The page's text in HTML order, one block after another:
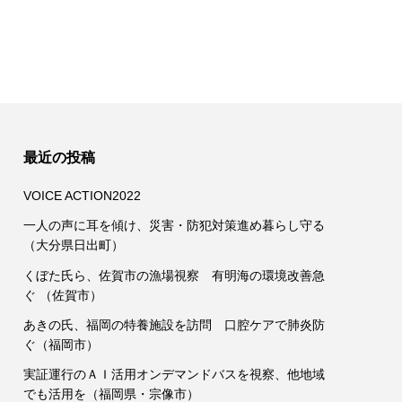
最近の投稿
VOICE ACTION2022
一人の声に耳を傾け、災害・防犯対策進め暮らし守る
（大分県日出町）
くぼた氏ら、佐賀市の漁場視察 有明海の環境改善急
ぐ （佐賀市）
あきの氏、福岡の特養施設を訪問 口腔ケアで肺炎防
ぐ（福岡市）
実証運行のＡＩ活用オンデマンドバスを視察、他地域
でも活用を（福岡県・宗像市）